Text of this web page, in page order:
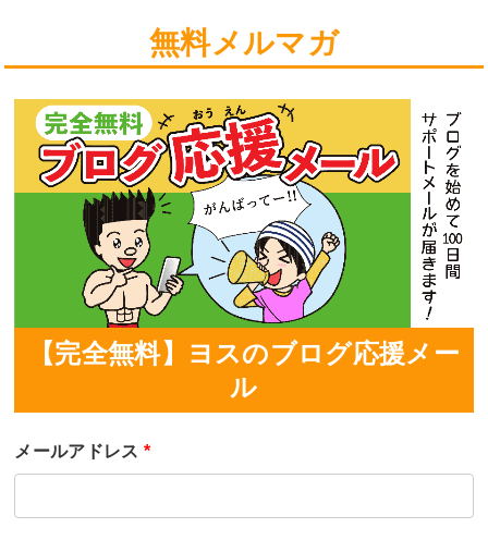
無料メルマガ
【完全無料】ヨスのブログ応援メー
ル
メールアドレス *